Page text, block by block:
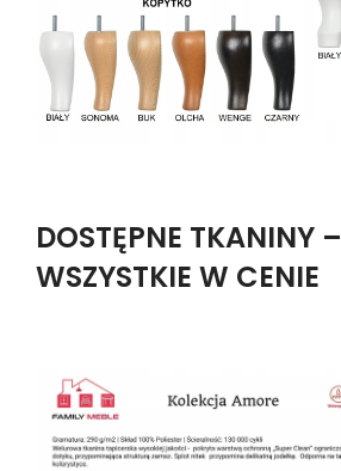
DOSTĘPNE TKANINY –
WSZYSTKIE W CENIE